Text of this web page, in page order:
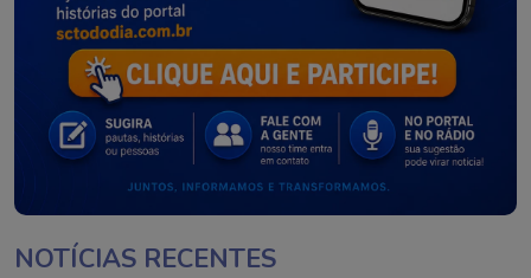
NOTÍCIAS RECENTES